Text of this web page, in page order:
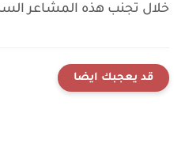
خلال تجنب هذه المشاعر
قد يعجبك ايضا